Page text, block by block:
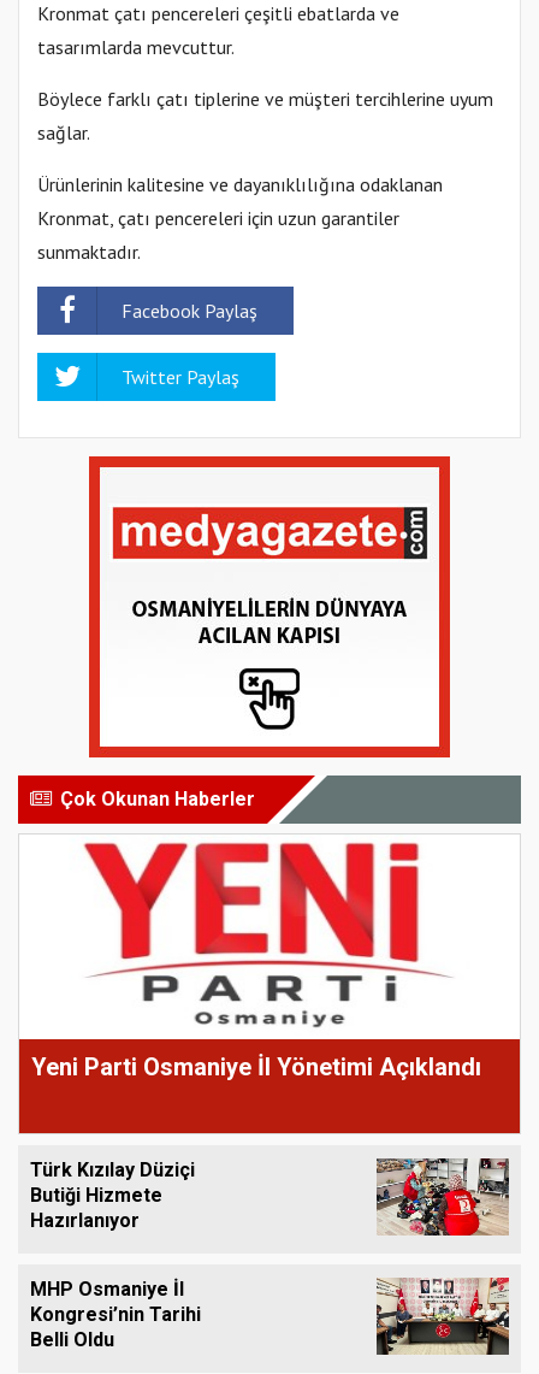
Kronmat çatı pencereleri çeşitli ebatlarda ve
tasarımlarda mevcuttur.
Böylece farklı çatı tiplerine ve müşteri tercihlerine uyum
sağlar.
Ürünlerinin kalitesine ve dayanıklılığına odaklanan
Kronmat, çatı pencereleri için uzun garantiler
sunmaktadır.
Facebook Paylaş
Twitter Paylaş
Çok Okunan Haberler
Yeni Parti Osmaniye İl Yönetimi Açıklandı
Türk Kızılay Düziçi
Butiği Hizmete
Hazırlanıyor
MHP Osmaniye İl
Kongresi’nin Tarihi
Belli Oldu